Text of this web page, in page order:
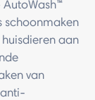
schoonmaken
aan
van